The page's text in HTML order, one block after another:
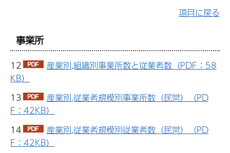
項目に戻る
事業所
12
産業別,組織別事業所数と従業者数（PDF：58
KB）
13
産業別,従業者規模別事業所数（民営）（PD
F：42KB）
14
産業別,従業者規模別従業者数（民営）（PD
F：42KB）